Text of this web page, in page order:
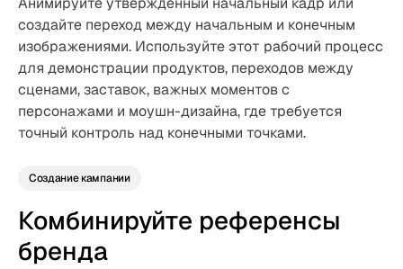
создайте переход между начальным и конечным
изображениями. Используйте этот рабочий процесс
для демонстрации продуктов, переходов между
сценами, заставок, важных моментов с
персонажами и моушн-дизайна, где требуется
точный контроль над конечными точками.
Создание кампании
Комбинируйте референсы
бренда